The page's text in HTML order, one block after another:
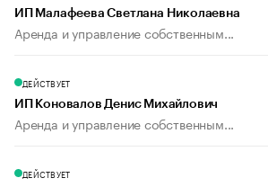
ИП Малафеева Светлана Николаевна
Аренда и управление собственным...
ДЕЙСТВУЕТ
ИП Коновалов Денис Михайлович
Аренда и управление собственным...
ДЕЙСТВУЕТ